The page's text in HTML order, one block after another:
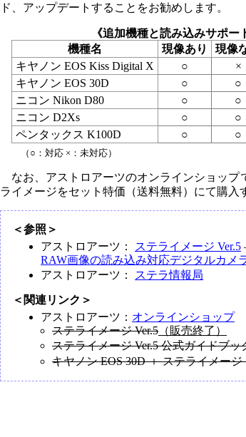
ド、アップデートすることをお勧めします。
《追加機種と読み込みサポー
機種名
現像あり 現像
キヤノン EOS Kiss Digital X
○ ×
キヤノン EOS 30D
○ ○
ニコン Nikon D80
○ ○
ニコン D2Xs
○ ○
ペンタックス K100D
○ ○
（○：対応 ×：未対応）
なお、アストロアーツのオンラインショップ
ライメージをセット特価（送料無料）にて購入
＜参照＞
アストロアーツ：
ステライメージ Ver.5
RAW画像の読み込み対応デジタルカメ
アストロアーツ：
ステラ情報局
＜関連リンク＞
アストロアーツ： オンラインショップ
ステライメージ Ver.5 （販売終了）
ステライメージ Ver.5 公式ガイドブッ
キヤノン EOS 30D ＋ ステライメー